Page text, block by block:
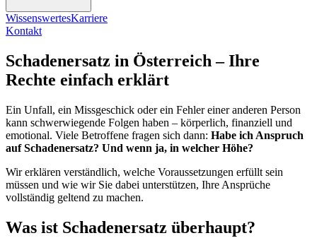
WissenswertesKarriere
Kontakt
Schadenersatz in Österreich – Ihre
Rechte einfach erklärt
Ein Unfall, ein Missgeschick oder ein Fehler einer anderen Person
kann schwerwiegende Folgen haben – körperlich, finanziell und
emotional. Viele Betroffene fragen sich dann: Habe ich Anspruch
auf Schadenersatz? Und wenn ja, in welcher Höhe?
Wir erklären verständlich, welche Voraussetzungen erfüllt sein
müssen und wie wir Sie dabei unterstützen, Ihre Ansprüche
vollständig geltend zu machen.
Was ist Schadenersatz überhaupt?